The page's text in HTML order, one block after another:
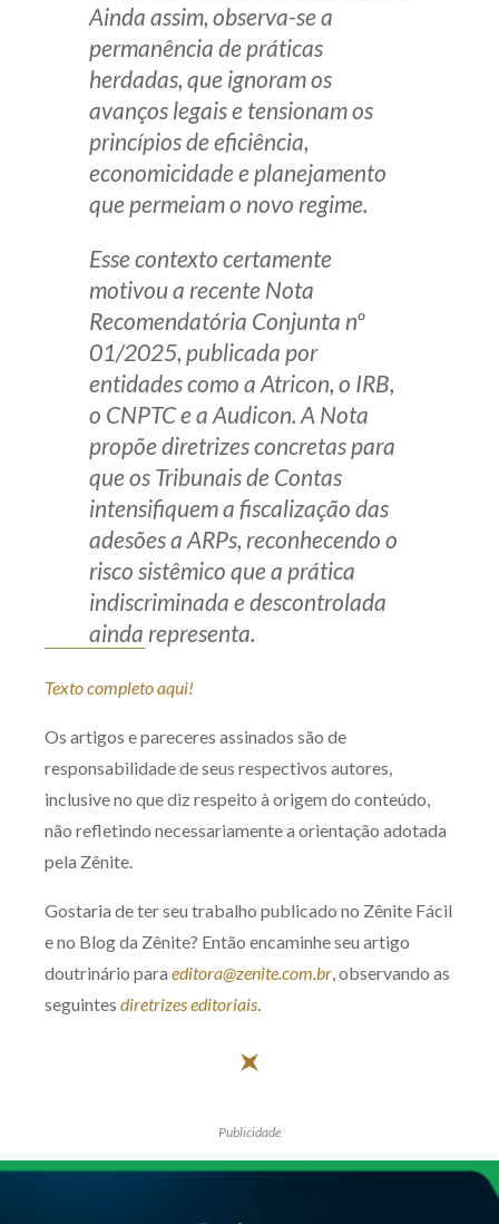
Ainda assim, observa-se a
permanência de práticas
herdadas, que ignoram os
avanços legais e tensionam os
princípios de eficiência,
economicidade e planejamento
que permeiam o novo regime.
Esse contexto certamente
motivou a recente Nota
Recomendatória Conjunta nº
01/2025, publicada por
entidades como a Atricon, o IRB,
o CNPTC e a Audicon. A Nota
propõe diretrizes concretas para
que os Tribunais de Contas
intensifiquem a fiscalização das
adesões a ARPs, reconhecendo o
risco sistêmico que a prática
indiscriminada e descontrolada
ainda representa.
Texto completo aqui!
Os artigos e pareceres assinados são de
responsabilidade de seus respectivos autores,
inclusive no que diz respeito à origem do conteúdo,
não refletindo necessariamente a orientação adotada
pela Zênite.
Gostaria de ter seu trabalho publicado no Zênite Fácil
e no Blog da Zênite? Então encaminhe seu artigo
doutrinário para editora@zenite.com.br , observando as
seguintes diretrizes editoriais
Publicidade